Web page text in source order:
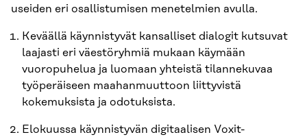
useiden eri osallistumisen menetelmien avulla.
Keväällä käynnistyvät kansalliset dialogit kutsuvat
laajasti eri väestöryhmiä mukaan käymään
vuoropuhelua ja luomaan yhteistä tilannekuvaa
työperäiseen maahanmuuttoon liittyvistä
kokemuksista ja odotuksista.
Elokuussa käynnistyvän digitaalisen Voxit-